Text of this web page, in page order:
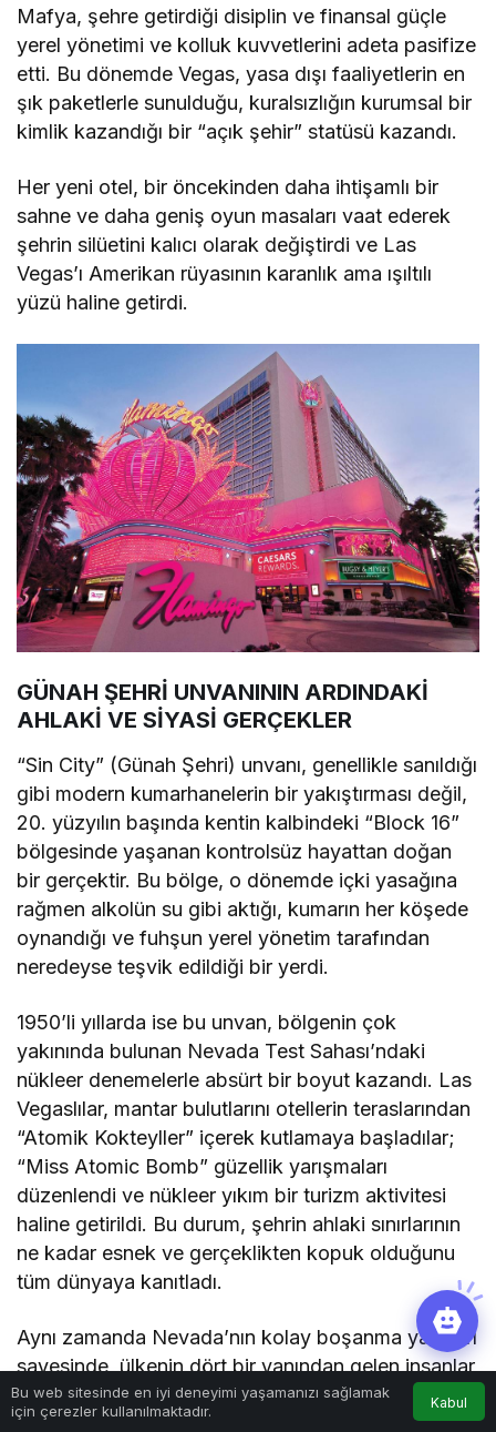
Mafya, şehre getirdiği disiplin ve finansal güçle
yerel yönetimi ve kolluk kuvvetlerini adeta pasifize
etti. Bu dönemde Vegas, yasa dışı faaliyetlerin en
şık paketlerle sunulduğu, kuralsızlığın kurumsal bir
kimlik kazandığı bir “açık şehir” statüsü kazandı.
Her yeni otel, bir öncekinden daha ihtişamlı bir
sahne ve daha geniş oyun masaları vaat ederek
şehrin silüetini kalıcı olarak değiştirdi ve Las
Vegas’ı Amerikan rüyasının karanlık ama ışıltılı
yüzü haline getirdi.
GÜNAH ŞEHRİ UNVANININ ARDINDAKİ
AHLAKİ VE SİYASİ GERÇEKLER
“Sin City” (Günah Şehri) unvanı, genellikle sanıldığı
gibi modern kumarhanelerin bir yakıştırması değil,
20. yüzyılın başında kentin kalbindeki “Block 16”
bölgesinde yaşanan kontrolsüz hayattan doğan
bir gerçektir. Bu bölge, o dönemde içki yasağına
rağmen alkolün su gibi aktığı, kumarın her köşede
oynandığı ve fuhşun yerel yönetim tarafından
neredeyse teşvik edildiği bir yerdi.
1950’li yıllarda ise bu unvan, bölgenin çok
yakınında bulunan Nevada Test Sahası’ndaki
nükleer denemelerle absürt bir boyut kazandı. Las
Vegaslılar, mantar bulutlarını otellerin teraslarından
“Atomik Kokteyller” içerek kutlamaya başladılar;
“Miss Atomic Bomb” güzellik yarışmaları
düzenlendi ve nükleer yıkım bir turizm aktivitesi
haline getirildi. Bu durum, şehrin ahlaki sınırlarının
ne kadar esnek ve gerçeklikten kopuk olduğunu
tüm dünyaya kanıtladı.
Aynı zamanda Nevada’nın kolay boşanma yasaları
sayesinde, ülkenin dört bir yanından gelen insanlar
altı haftalık “bekleme sürelerini” buradaki otellerde
kumar oynayarak geçiriyordu. Tüm bu faktörler
Bu web sitesinde en iyi deneyimi yaşamanızı sağlamak
için çerezler kullanılmaktadır.
Kabul